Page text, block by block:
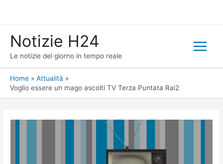
Notizie H24
Le notizie del giorno in tempo reale
Main
Home
Attualità
Voglio essere un mago ascolti TV Terza Puntata Rai2